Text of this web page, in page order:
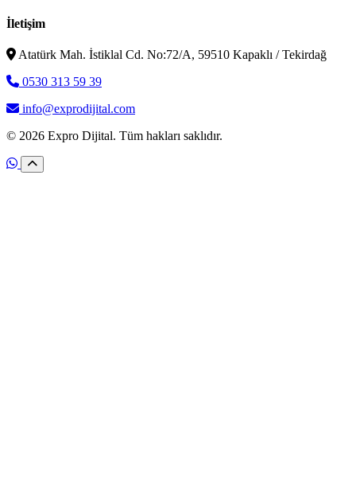
İletişim
Atatürk Mah. İstiklal Cd. No:72/A, 59510 Kapaklı / Tekirdağ
0530 313 59 39
info@exprodijital.com
© 2026 Expro Dijital. Tüm hakları saklıdır.